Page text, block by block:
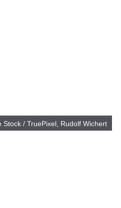
Stock / TruePixel, Rudolf Wichert